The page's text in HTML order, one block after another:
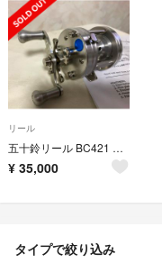
リール
五十鈴リール BC421 左ハンドル
¥ 35,000
タイプで絞り込み